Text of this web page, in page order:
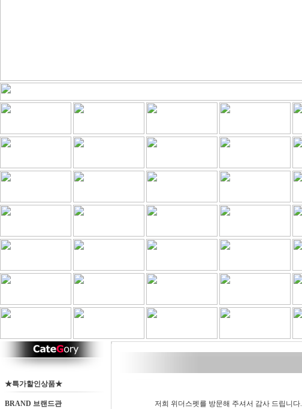
★특가할인상품★
BRAND 브랜드관
저희 위더스펫를 방문해 주셔서 감사 드립니다.